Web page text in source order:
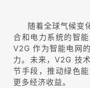
随着全球气候变
合和电力系统的智
V2G作为智能电网
力。未来，V2G 技
节手段，推动绿色
更多经济收益。